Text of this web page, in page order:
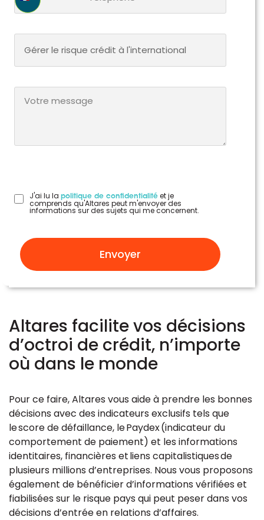
Gérer le risque crédit à l'international
J'ai lu la politique de confidentialité et je
comprends qu'Altares peut m'envoyer des
informations sur des sujets qui me concernent.
Envoyer
Altares facilite vos décisions
d’octroi de crédit, n’importe
où dans le monde
Pour ce faire, Altares vous aide à prendre les bonnes
décisions avec des indicateurs exclusifs tels que
le score de défaillance, le Paydex (indicateur du
comportement de paiement) et les informations
identitaires, financières et liens capitalistiques de
plusieurs millions d’entreprises. Nous vous proposons
également de bénéficier d’informations vérifiées et
fiabilisées sur le risque pays qui peut peser dans vos
décisions d’entrée en relations d’affaires.